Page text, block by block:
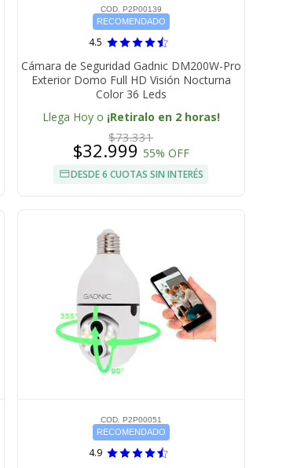
COD. P2P00139
RECOMENDADO
4.5
Cámara de Seguridad Gadnic DM200W-Pro
Exterior Domo Full HD Visión Nocturna
Color 36 Leds
Llega Hoy o ¡Retiralo en 2 horas!
$73.331
$32.999 55% OFF
DESDE 6 CUOTAS SIN INTERÉS
COD. P2P00051
RECOMENDADO
4.9